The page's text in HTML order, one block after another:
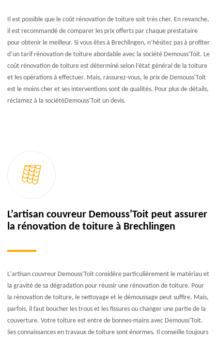
Il est possible que le coût rénovation de toiture soit très cher. En revanche,
il est recommandé de comparer les prix offerts par chaque prestataire
pour obtenir le meilleur. Si vous êtes à Brechlingen, n’hésitez pas à profiter
d’un tarif rénovation de toiture abordable avec la société Demouss'Toit. Le
coût rénovation de toiture est déterminé selon l’état général de la toiture
et les opérations à effectuer. Mais, rassurez-vous, le prix de Demouss'Toit
est le moins cher et ses interventions sont de qualités. Pour plus de détails,
réclamez à la sociétéDemouss'Toit un devis.
L’artisan couvreur Demouss'Toit peut assurer
la rénovation de toiture à Brechlingen
L'artisan couvreur Demouss'Toit considère particulièrement le matériau et
la gravité de sa dégradation pour réussir une rénovation de toiture. Pour
la rénovation de toiture, le nettoyage et le démoussage peut suffire. Mais,
parfois, il faut boucher les trous et les fissures ou changer une partie de la
couverture. Votre toiture est entre de bonnes-mains avec Demouss'Toit.
Ses connaissances en travaux de toiture sont énormes. Il conseille toujours